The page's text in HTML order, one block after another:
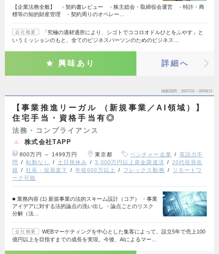
【企業法務全般】 - 契約書レビュー - 株主総会・取締役会運営 - 特許・商
標等の知的財産管理 - 契約周りのオペレー…
会社概要
「究極の適材適所により、シゴトでココロオドルひとをふやす」と
いうミッションのもと、全てのビジネスパーソンのためのビジネス…
興味あり 詳細へ
掲載期間 26/07/31～26/08/13
【事業推進リーガル （新規事業／AI領域）】
住宅手当・資格手当有◎
法務・コンプライアンス
株式会社TAPP
800万円 ～ 1499万円 東京都 ベンチャー企業
英語力不
問
転勤なし 土日祝休み 3,000万円以上資金調達済
20代役員在
籍
社長・役員直下 年収600万以上 フレックス勤務
リモートワ
ーク可能
■ 業務内容 (1) 新規事業の法的スキーム設計（コア） ・事業
アイデアに対する法的論点の洗い出し ・論点ごとのリスク
分解（法…
会社概要
WEBマーケティングを中心とした集客によって、設立5年で売上100
億円以上を目指すまでの成長を実現。今後、AIによるマー…